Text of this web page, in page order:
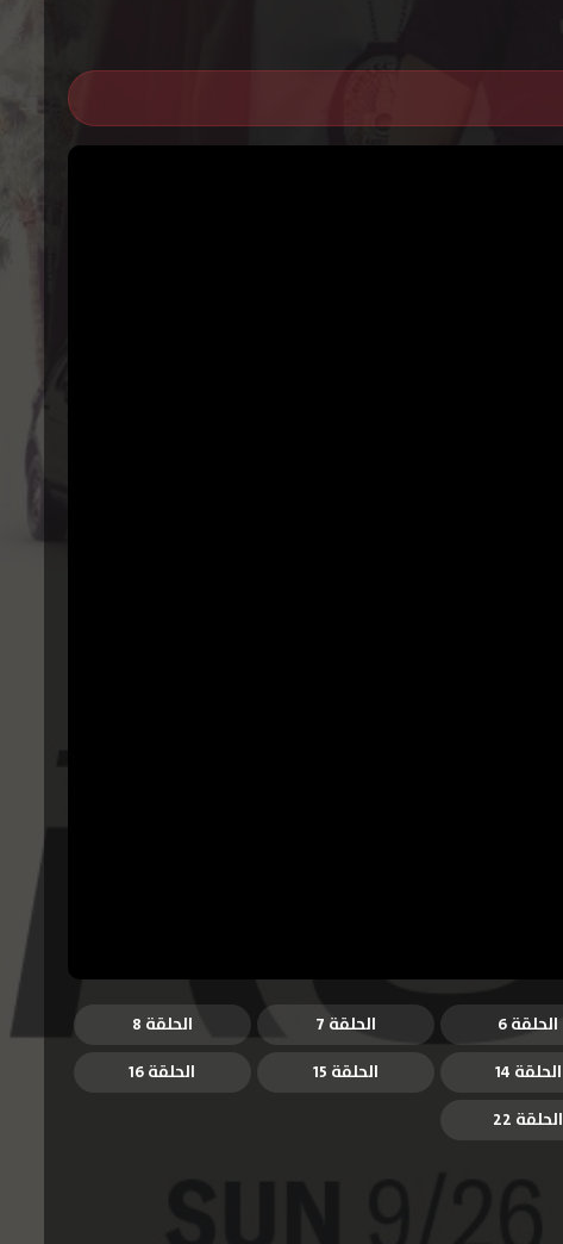
الحلقة 6 الحلقة 7
الحلقة 8
الحلقة 14 الحلقة 15
الحلقة 16
الحلقة 22